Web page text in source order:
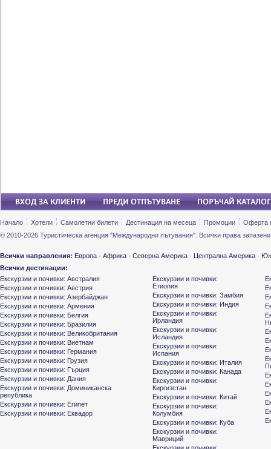
Начало Хотели Самолетни билети Дестинация на месеца Промоции
Оферта
© 2010-2026 Туристическа агенция "Международни пътувания". Всички права
Всички направления: Европа · Африка · Северна Америка · Централна Америка ·
Всички дестинации:
Екскурзии и почивки: Австралия
Екскурзии и почивки: Австрия
Екскурзии и почивки: Азербайджан
Екскурзии и почивки: Армения
Екскурзии и почивки: Белгия
Екскурзии и почивки: Бразилия
Екскурзии и почивки: Великобритания
Екскурзии и почивки: Виетнам
Екскурзии и почивки: Германия
Екскурзии и почивки: Грузия
Екскурзии и почивки: Гърция
Екскурзии и почивки: Дания
Екскурзии и почивки: Доминиканска
република
Екскурзии и почивки: Египет
Екскурзии и почивки: Еквадор
Екскурзии и почивки:
Етиопия
Екскурзии и почивки: Замбия
Екскурзии и почивки: Индия
Екскурзии и почивки:
Ирландия
Екскурзии и почивки:
Исландия
Екскурзии и почивки:
Испания
Екскурзии и почивки: Италия
Екскурзии и почивки: Канада
Екскурзии и почивки:
Киргизстан
Екскурзии и почивки: Китай
Екскурзии и почивки:
Колумбия
Екскурзии и почивки: Куба
Екскурзии и почивки:
Мавриций